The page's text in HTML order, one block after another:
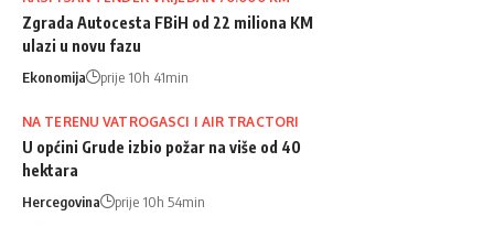
Zgrada Autocesta FBiH od 22 miliona KM
ulazi u novu fazu
Ekonomija prije 10h 41min
NA TERENU VATROGASCI I AIR TRACTORI
U općini Grude izbio požar na više od 40
hektara
Hercegovina prije 10h 54min